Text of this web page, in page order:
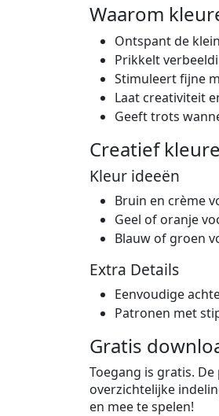
Waarom
Ontspant de
Prikkelt
Stimuleert fijne
Laat creativiteit
Geeft trots
Creatief
Kleur ideeën
Bruin en crème
Geel of oranje
Blauw of groen
Extra Details
Eenvoudige
Patronen met
Gratis
Toegang is gratis.
overzichtelijke
en mee te spelen!